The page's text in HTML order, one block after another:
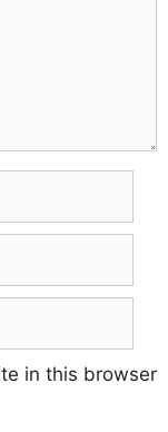
in this browser